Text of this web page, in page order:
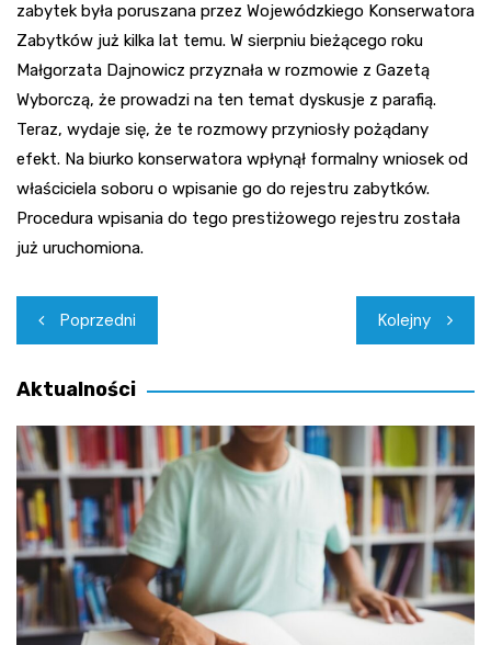
zabytek była poruszana przez Wojewódzkiego Konserwatora
Zabytków już kilka lat temu. W sierpniu bieżącego roku
Małgorzata Dajnowicz przyznała w rozmowie z Gazetą
Wyborczą, że prowadzi na ten temat dyskusje z parafią.
Teraz, wydaje się, że te rozmowy przyniosły pożądany
efekt. Na biurko konserwatora wpłynął formalny wniosek od
właściciela soboru o wpisanie go do rejestru zabytków.
Procedura wpisania do tego prestiżowego rejestru została
już uruchomiona.
Nawigacja
wpisu
Poprzedni Kolejny
Aktualności